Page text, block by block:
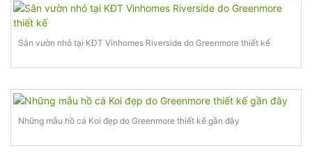
Sân vườn nhỏ tại KĐT Vinhomes Riverside do Greenmore thiết kế
Những mẫu hồ cá Koi đẹp do Greenmore thiết kế gần đây